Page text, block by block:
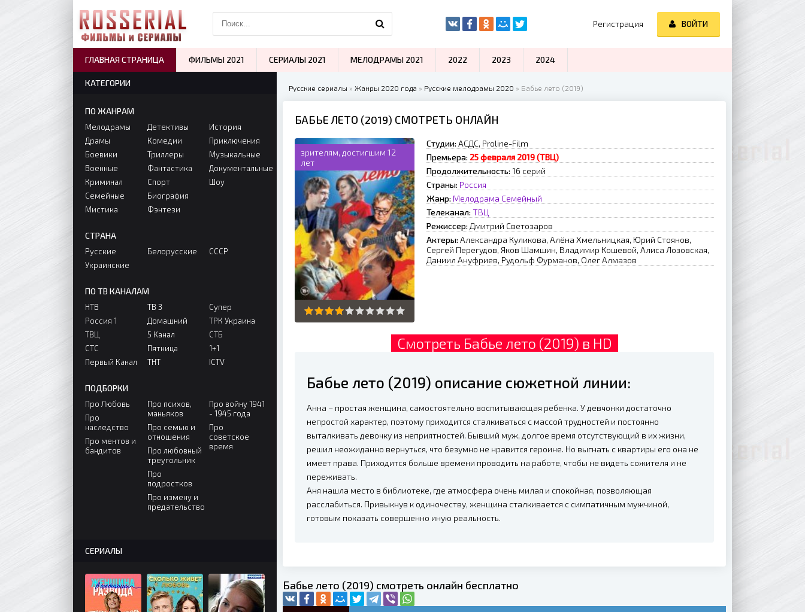
Русские сериалы » Жанры 2020 года » Русские мелодрамы 2020 » Бабье лето (2019)
БАБЬЕ ЛЕТО (2019) СМОТРЕТЬ ОНЛАЙН
зрителям, достигшим 12
лет
Студии: АСДС, Proline-Film
Премьера: 25 февраля 2019 (ТВЦ)
Продолжительность: 16 серий
Страны: Россия
Жанр: Мелодрама Семейный
Телеканал: ТВЦ
Режиссер: Дмитрий Светозаров
Актеры: Александра Куликова, Алёна Хмельницкая, Юрий Стоянов,
Сергей Перегудов, Яков Шамшин, Владимир Кошевой, Алиса Лозовская,
Даниил Ануфриев, Рудольф Фурманов, Олег Алмазов
Смотреть Бабье лето (2019) в HD
Бабье лето (2019) описание сюжетной линии:
Анна – простая женщина, самостоятельно воспитывающая ребенка. У девчонки достаточно
непростой характер, поэтому приходится сталкиваться с массой трудностей и постоянно
выталкивать девочку из неприятностей. Бывший муж, долгое время отсутствующий в их жизни,
решил неожиданно вернуться, что безумно не нравится героине. Но выгнать с квартиры его она не
имеет права. Приходится больше времени проводить на работе, чтобы не видеть сожителя и не
переживать.
Аня нашла место в библиотеке, где атмосфера очень милая и спокойная, позволяющая
расслабиться. Привыкнув к одиночеству, женщина сталкивается с симпатичным мужчиной,
готовым показать совершенно иную реальность.
Бабье лето (2019) смотреть онлайн бесплатно
КАТЕГОРИИ
ПО ЖАНРАМ
Мелодрамы
Драмы
Боевики
Военные
Криминал
Семейные
Мистика
Детективы
Комедии
Триллеры
Фантастика
Спорт
Биография
Фэнтези
История
Приключения
Музыкальные
Документальные
Шоу
СТРАНА
Русские
Украинские
Белорусские СССР
ПО ТВ КАНАЛАМ
НТВ
Россия 1
ТВЦ
СТС
Первый Канал
ТВ 3
Домашний
5 Канал
Пятница
ТНТ
Супер
ТРК Украина
СТБ
1+1
ICTV
ПОДБОРКИ
Про Любовь
Про
наследство
Про ментов и
бандитов
Про психов,
маньяков
Про семью и
отношения
Про любовный
треугольник
Про
подростков
Про измену и
предательство
Про войну 1941
- 1945 года
Про
советское
время
СЕРИАЛЫ
Регистрация ВОЙТИ
ГЛАВНАЯ СТРАНИЦА ФИЛЬМЫ 2021 СЕРИАЛЫ 2021 МЕЛОДРАМЫ 2021 2022 2023 2024